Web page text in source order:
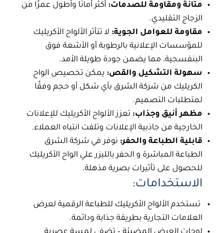
متانة ومقاومة للصدمات: أكثر أمانًا وأطول عمرًا من
الزجاج التقليدي.
مقاومة للعوامل الجوية: لا تتأثر الألواح الأكريليك
للمؤسسات الإعلانية بالرطوبة أو الأشعة فوق
البنفسجية، مما يضمن جودة طويلة الأمد.
سهولة التشكيل والقص: يمكن تخصيص الواح
الكريليك من شركة الشرق بأي شكل أو حجم وفقًا
لمتطلبات التصميم.
مظهر أنيق وجذاب: تعزز الألواح الأكريليك للإعلانات
الخارجية من جاذبية الإعلانات وتلفت انتباه العملاء.
قابلية الطباعة والحفر: نوفر في شركة الشرق
الطباعة المباشرة و الحفر بالليزر علي الواح الأكريليك
للحصول على تأثيرات بصرية مذهلة.
الاستخدامات:
تستخدم الألواح الأكريليك للطباعة الرقمية لعرض
العلامات التجارية بطريقة جذابة ودائمة.